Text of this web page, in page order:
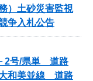
）土砂災害監視
争入札公告
2号/県単 道路
和美並線 道路